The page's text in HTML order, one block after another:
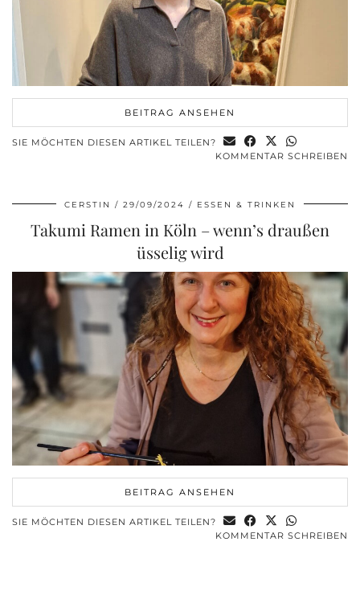
BEITRAG ANSEHEN
SIE MÖCHTEN DIESEN ARTIKEL TEILEN?
KOMMENTAR SCHREIBEN
CERSTIN 29/09/2024 ESSEN & TRINKEN
Takumi Ramen in Köln – wenn’s draußen
üsselig wird
BEITRAG ANSEHEN
SIE MÖCHTEN DIESEN ARTIKEL TEILEN?
KOMMENTAR SCHREIBEN